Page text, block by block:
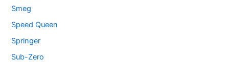
Smeg
Speed Queen
Springer
Sub-Zero